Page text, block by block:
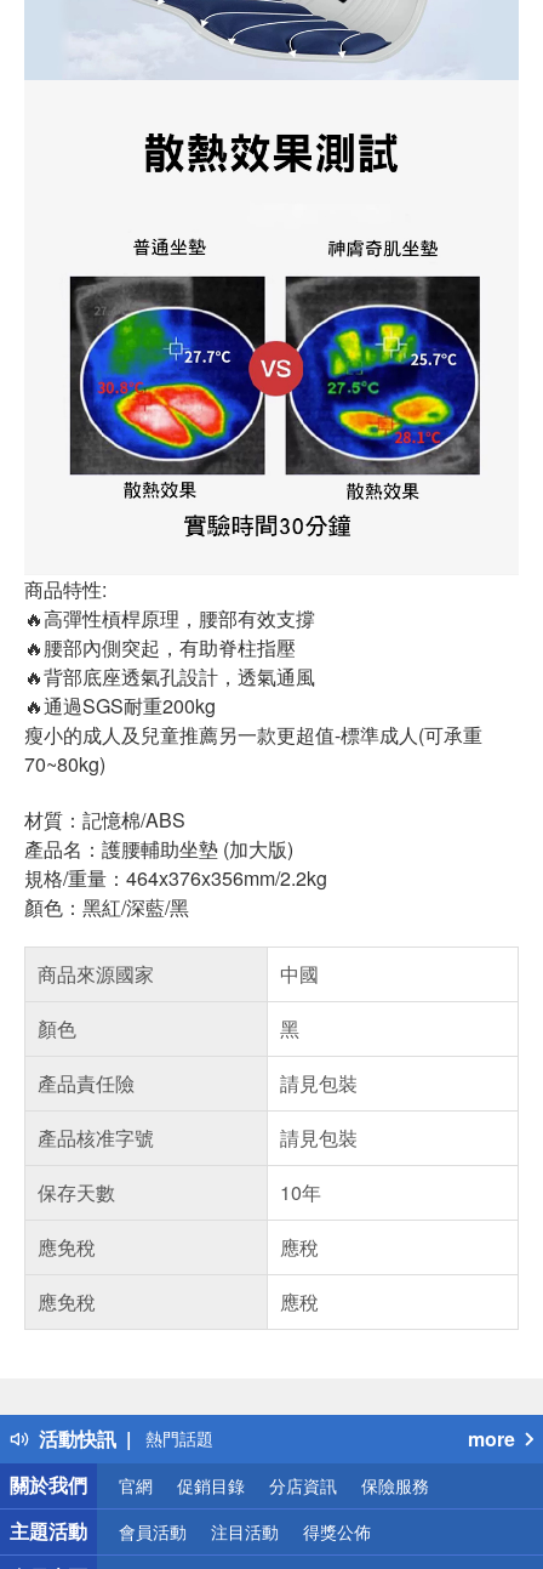
商品特性:
🔥高彈性槓桿原理，腰部有效支撐
🔥腰部內側突起，有助脊柱指壓
🔥背部底座透氣孔設計，透氣通風
🔥通過SGS耐重200kg
瘦小的成人及兒童推薦另一款更超值-標準成人(可承重
70~80kg)
材質：記憶棉/ABS
產品名：護腰輔助坐墊 (加大版)
規格/重量：464x376x356mm/2.2kg
顏色：黑紅/深藍/黑
商品來源國家
中國
顏色
黑
產品責任險
請見包裝
產品核准字號
請見包裝
保存天數
10年
應免稅
應稅
應免稅
應稅
活動快訊
得獎公告
熱門話題
銀行優惠
偏遠地區配送
詐騙網頁！請小心！
more
關於我們
官網 促銷目錄 分店資訊 保險服務
主題活動 會員活動 注目活動 得獎公佈